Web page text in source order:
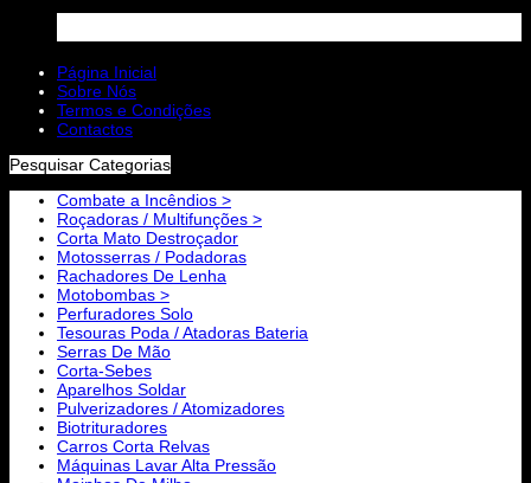
Página Inicial
Sobre Nós
Termos e Condições
Contactos
Pesquisar Categorias
Combate a Incêndios >
Roçadoras / Multifunções >
Corta Mato Destroçador
Motosserras / Podadoras
Rachadores De Lenha
Motobombas >
Perfuradores Solo
Tesouras Poda / Atadoras Bateria
Serras De Mão
Corta-Sebes
Aparelhos Soldar
Pulverizadores / Atomizadores
Biotrituradores
Carros Corta Relvas
Máquinas Lavar Alta Pressão